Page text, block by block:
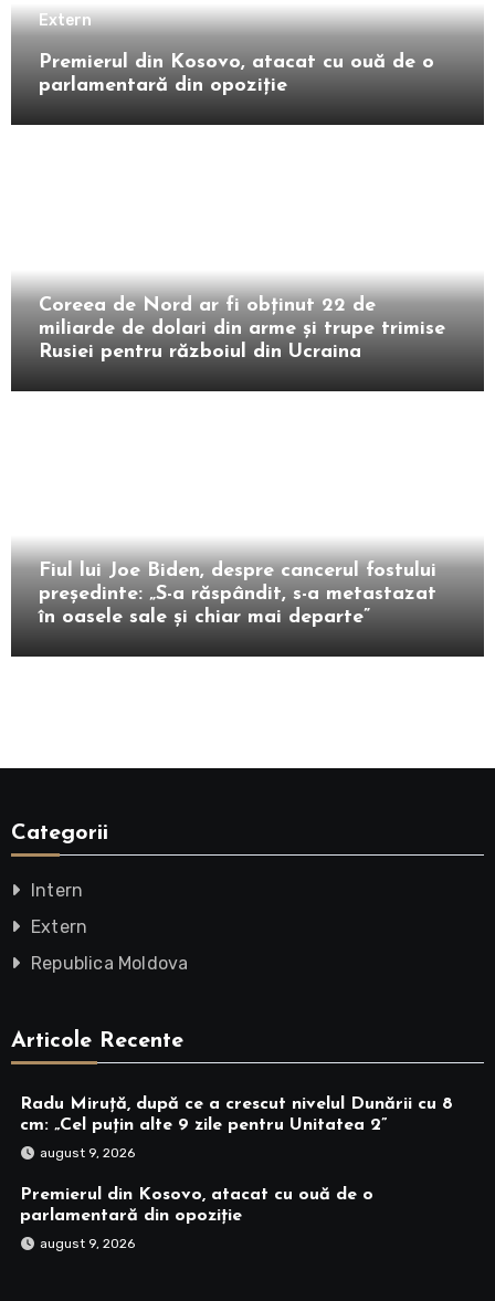
Extern
Premierul din Kosovo, atacat cu ouă de o
parlamentară din opoziție
Coreea de Nord ar fi obținut 22 de
miliarde de dolari din arme și trupe trimise
Rusiei pentru războiul din Ucraina
Fiul lui Joe Biden, despre cancerul fostului
președinte: „S-a răspândit, s-a metastazat
în oasele sale și chiar mai departe”
Categorii
Intern
Extern
Republica Moldova
Articole Recente
Radu Miruță, după ce a crescut nivelul Dunării cu 8
cm: „Cel puțin alte 9 zile pentru Unitatea 2”
august 9, 2026
Premierul din Kosovo, atacat cu ouă de o
parlamentară din opoziție
august 9, 2026